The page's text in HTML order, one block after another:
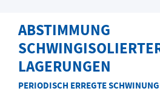
ABSTIMMUNG
LAGERUNGEN
PERIODISCH ERREGTE